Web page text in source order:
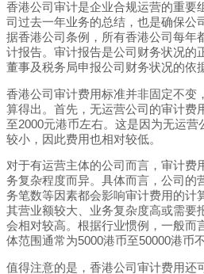
香港公司审计是企业合规运营的重要
司过去一年业务的总结，也是确保公
据香港公司条例，所有香港公司每年
计报告。审计报告是公司财务状况的
董事及税务局申报公司财务状况的依
香港公司审计费用标准并非固定不变
算得出。首先，无运营公司的审计费
至2000元港币左右。这是因为无运
较小，因此费用也相对较低。
对于有运营主体的公司而言，审计费
务复杂程度而异。具体而言，公司的
务笔数等因素都会影响审计费用的计
其营业额较大、业务复杂度高或需要
会相对较高。根据行业惯例，一般而
体范围通常为5000港币至50000港币不
值得注意的是，香港公司审计费用还